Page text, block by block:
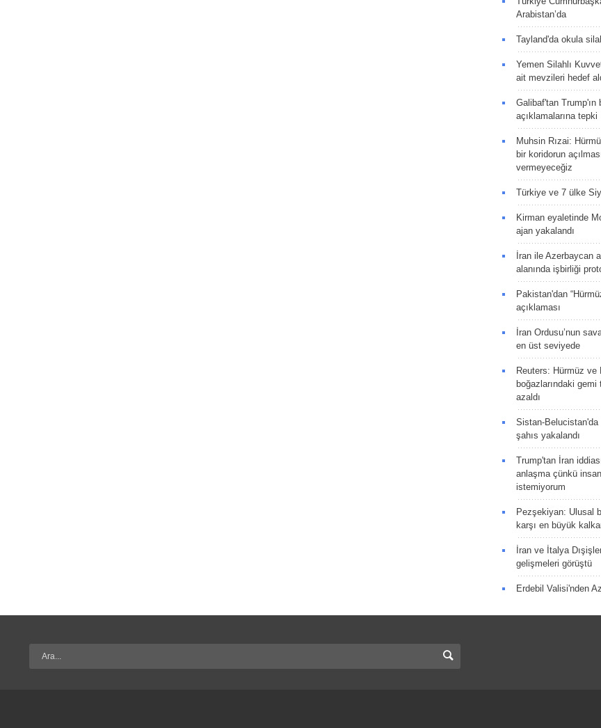
Arabistan’da
Tayland'da okula
Yemen Silahlı
ait mevzileri hedef
Galibaf'tan
açıklamalarına tepki
Muhsin Rızai:
bir koridorun
vermeyeceğiz
Türkiye ve 7 ülke
Kirman eyaletinde
ajan yakalandı
İran ile Azerbaycan
alanında işbirliği
Pakistan'dan
açıklaması
İran Ordusu’nun
en üst seviyede
Reuters: Hürmüz ve
boğazlarındaki
azaldı
Sistan-Belucistan'da
şahıs yakalandı
Trump'tan İran
anlaşma çünkü
istemiyorum
Pezşekiyan: Ulusal
karşı en büyük
İran ve İtalya
gelişmeleri görüştü
Erdebil Valisi'nden